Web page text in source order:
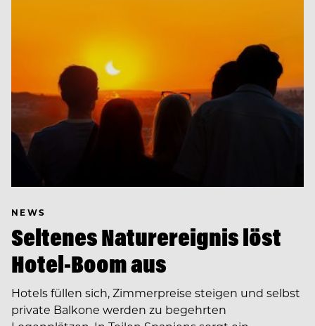
NEWS
Seltenes Naturereignis löst
Hotel-Boom aus
Hotels füllen sich, Zimmerpreise steigen und selbst
private Balkone werden zu begehrten